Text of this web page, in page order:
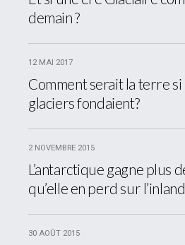
demain ?
12 MAI 2017
Comment serait la terre si
glaciers fondaient?
2 NOVEMBRE 2015
L’antarctique gagne plus
qu’elle en perd sur
30 AOÛT 2015